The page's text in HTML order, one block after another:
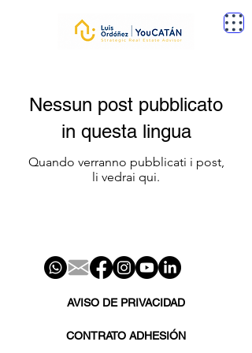
Nessun post pubblicato
in questa lingua
Quando verranno pubblicati i post,
li vedrai qui.
AVISO DE PRIVACIDAD
CONTRATO ADHESIÓN